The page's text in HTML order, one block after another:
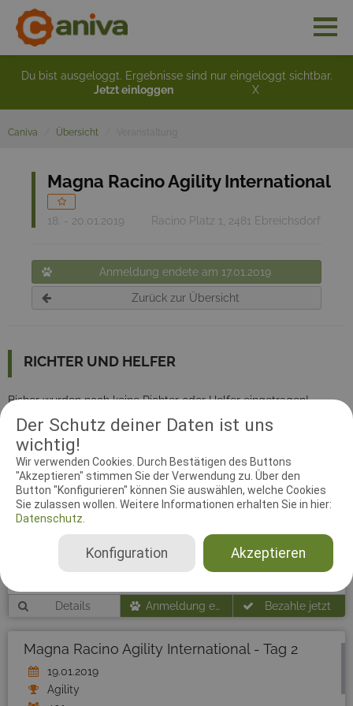
Der Schutz deiner Daten ist uns
wichtig!
Wir verwenden Cookies. Durch Bestätigen des Buttons
"Akzeptieren" stimmen Sie der Verwendung zu. Über den
Button "Konfigurieren" können Sie auswählen, welche Cookies
Sie zulassen wollen. Weitere Informationen erhalten Sie in hier:
Datenschutz.
Akzeptieren
Konfiguration
Du bist ausgeloggt. Ergebnisse sind nur eingeloggt sichtbar.
Jetzt einloggen
X
Caniva Übersicht
Magna Racino Agility International
18. - 20.01.2019 Racino Platz 1, 2481 Ebreichsdorf
Anmeldung endete am 17.01.2019
Zurück zur Übersicht
RICHTER UND HELFER
Bisher wurden noch keine Richter oder Helfer eingetragen!
Magna Racino Agility International - Tag 1
18.01.2019
Details Anmeldung endete am 17.01.2019 Bezahle jetzt
Magna Racino Agility International - Tag 2
19.01.2019
Agility